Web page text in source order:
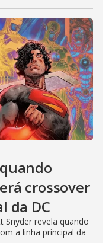
crossover
da DC
Snyder revela quando
a linha principal da